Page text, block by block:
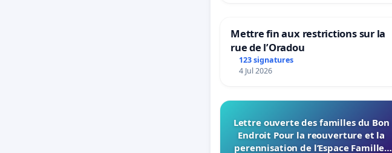
Mettre fin aux restrictions sur la
rue de l’Oradou
123 signatures
4 Jul 2026
Lettre ouverte des familles du Bon
Endroit Pour la reouverture et la
perennisation de l’Espace Familles